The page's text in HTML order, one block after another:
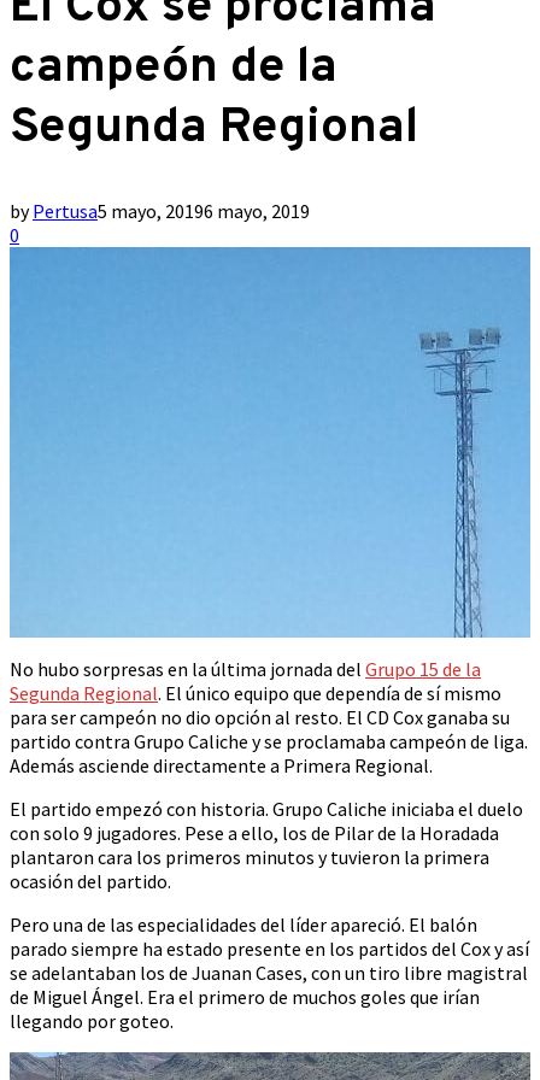
campeón de la
Segunda Regional
byPertusa5 mayo, 20196 mayo, 2019
0
No hubo sorpresas en la última jornada del Grupo 15 de la
Segunda Regional. El único equipo que dependía de sí mismo
para ser campeón no dio opción al resto. El CD Cox ganaba su
partido contra Grupo Caliche y se proclamaba campeón de liga.
Además asciende directamente a Primera Regional.
El partido empezó con historia. Grupo Caliche iniciaba el duelo
con solo 9 jugadores. Pese a ello, los de Pilar de la Horadada
plantaron cara los primeros minutos y tuvieron la primera
ocasión del partido.
Pero una de las especialidades del líder apareció. El balón
parado siempre ha estado presente en los partidos del Cox y así
se adelantaban los de Juanan Cases, con un tiro libre magistral
de Miguel Ángel. Era el primero de muchos goles que irían
llegando por goteo.
Reproductor